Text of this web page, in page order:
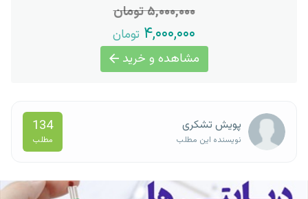
۵,۰۰۰,۰۰۰ تومان
۴,۰۰۰,۰۰۰ تومان
مشاهده و خرید
پویش تشکری
نویسنده این مطلب
134
مطلب